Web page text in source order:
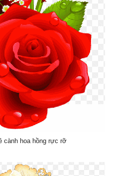
cành hoa hồng rực rỡ